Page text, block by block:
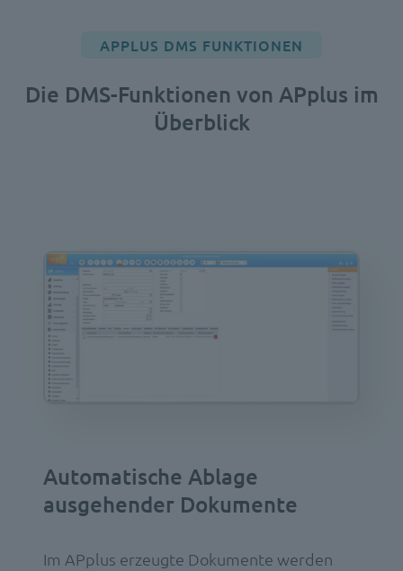
APPLUS DMS FUNKTIONEN
Die DMS-Funktionen von APplus im
Überblick
Automatische Ablage
ausgehender Dokumente
Im APplus erzeugte Dokumente werden